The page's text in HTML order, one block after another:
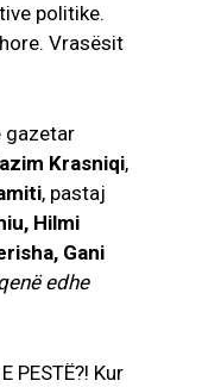
politike.
Vrasësit
gazetar
Krasniqi,
, pastaj
Hilmi
Gani
edhe
PESTË?! Kur